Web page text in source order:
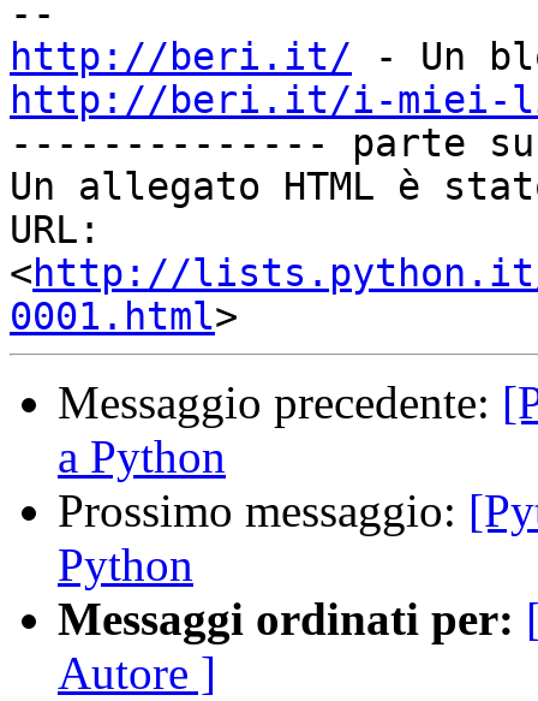
http://beri.it/
http://beri.it/i-
-------------- parte
Un allegato HTML è
URL:
<http://lists.python.it/
0001.html
Messaggio precedente:
a Python
Prossimo messaggio:
Python
Messaggi ordinati per:
Autore ]